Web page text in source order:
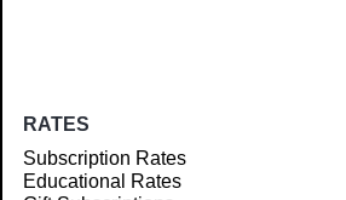
RATES
Subscription Rates
Educational Rates